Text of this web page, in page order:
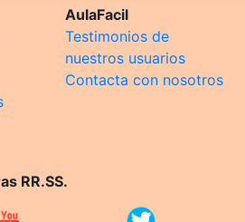
AulaFacil
Testimonios de
nuestros usuarios
Contacta con nosotros
RR.SS.